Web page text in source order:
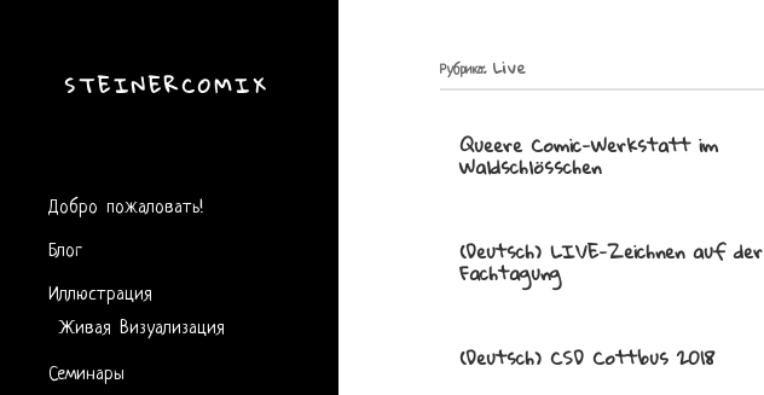
STEINERCOMIX
Добро пожаловать!
Блог
Иллюстрация
Живая Визуализация
Семинары
Рубрика: Live
Queere Comic-Werkstatt im
Waldschlösschen
(Deutsch) LIVE-Zeichnen auf der
Fachtagung
(Deutsch) CSD Cottbus 2018